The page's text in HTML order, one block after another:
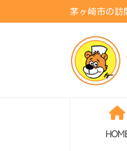
茅ヶ崎市の訪